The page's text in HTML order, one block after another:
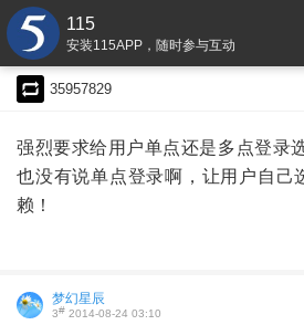
115
安装115APP，随时参与互动
35957829
强烈要求给用户单点还是多点登录
也没有说单点登录啊，让用户自己
赖！
梦幻星辰
3# 2014-08-24 03:10